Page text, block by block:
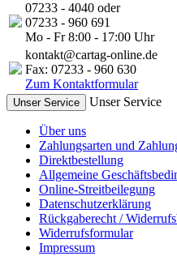
07233 - 4040 oder
07233 - 960 691
Mo - Fr 8:00 - 17:00 Uhr
kontakt@cartag-online.de
Fax: 07233 - 960 630
Zum Kontaktformular
Unser Service Unser Service
Über uns
Zahlungsarten und
Direktbestellung
Allgemeine
Online-Streitbeilegung
Datenschutzerklärung
Rückgaberecht /
Widerrufsformular
Impressum